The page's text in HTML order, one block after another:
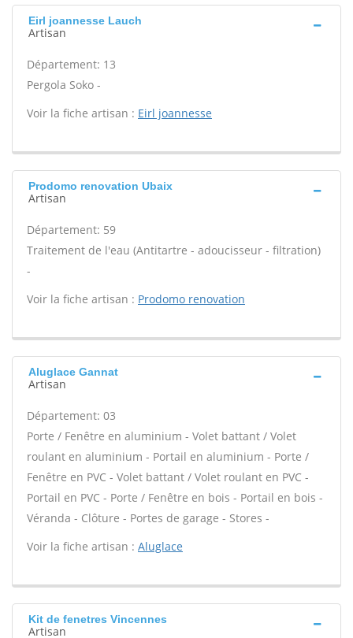
Eirl joannesse Lauch
Artisan
Département: 13
Pergola Soko -
Voir la fiche artisan : Eirl joannesse
Prodomo renovation Ubaix
Artisan
Département: 59
Traitement de l'eau (Antitartre - adoucisseur - filtration)
-
Voir la fiche artisan : Prodomo renovation
Aluglace Gannat
Artisan
Département: 03
Porte / Fenêtre en aluminium - Volet battant / Volet
roulant en aluminium - Portail en aluminium - Porte /
Fenêtre en PVC - Volet battant / Volet roulant en PVC -
Portail en PVC - Porte / Fenêtre en bois - Portail en bois -
Véranda - Clôture - Portes de garage - Stores -
Voir la fiche artisan : Aluglace
Kit de fenetres Vincennes
Artisan